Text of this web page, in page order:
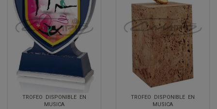
TROFEO DISPONIBLE EN
MUSICA
TROFEO DISPONIBLE EN
MUSICA